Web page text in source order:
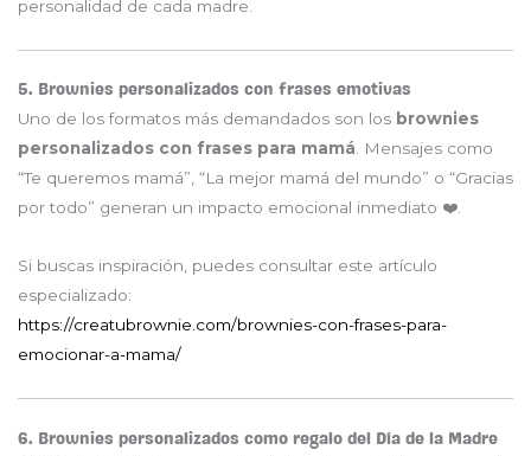
personalidad de cada madre.
5. Brownies personalizados con frases emotivas
Uno de los formatos más demandados son los brownies
personalizados con frases para mamá. Mensajes como
“Te queremos mamá”, “La mejor mamá del mundo” o “Gracias
por todo” generan un impacto emocional inmediato ❤️.
Si buscas inspiración, puedes consultar este artículo
especializado:
https://creatubrownie.com/brownies-con-frases-para-
emocionar-a-mama/
6. Brownies personalizados como regalo del Día de la Madre